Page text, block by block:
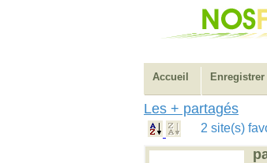
Accueil
Les + partagés
2 site(s)